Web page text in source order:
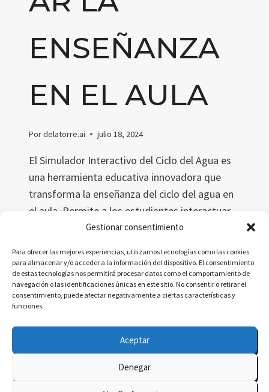
Gestionar consentimiento
Para ofrecer las mejores experiencias, utilizamos tecnologías como las cookies
para almacenar y/o acceder a la información del dispositivo. El consentimiento
de estas tecnologías nos permitirá procesar datos como el comportamiento de
navegación o las identificaciones únicas en este sitio. No consentir o retirar el
consentimiento, puede afectar negativamente a ciertas características y
funciones.
Aceptar
Denegar
ENSEÑANZA
EN EL AULA
Pordelatorre.ai julio 18, 2024
El Simulador Interactivo del Ciclo del Agua es
una herramienta educativa innovadora que
transforma la enseñanza del ciclo del agua en
el aula. Permite a los estudiantes interactuar
con el ciclo del agua, ajustando parámetros
comprender mejor los procesos hidrológicos
de manera práctica y visual.
LEER MÁS
SIMULADOR